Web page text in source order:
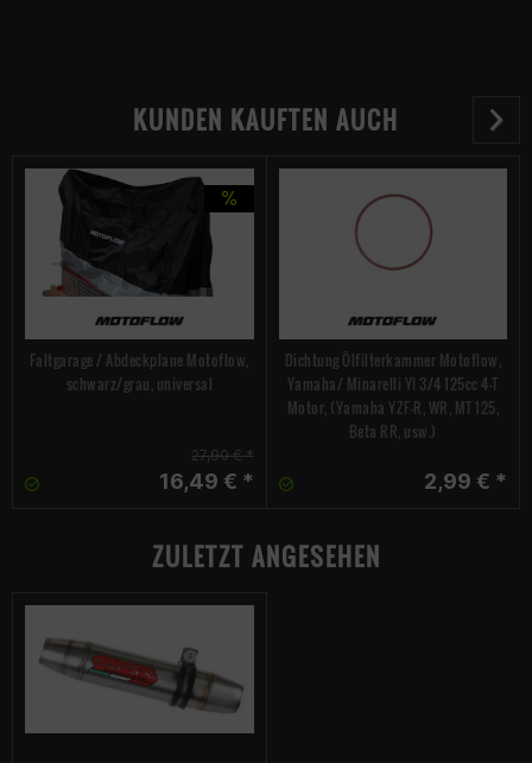
KUNDEN KAUFTEN AUCH
Faltgarage / Abdeckplane Motoflow,
schwarz/grau, universal
27,90 € *
16,49 € *
Dichtung Ölfilterkammer Motoflow,
Yamaha/ Minarelli YI 3/4 125cc 4-T
Motor, (Yamaha YZF-R, WR, MT 125,
Beta RR, usw.)
2,99 € *
ZULETZT ANGESEHEN